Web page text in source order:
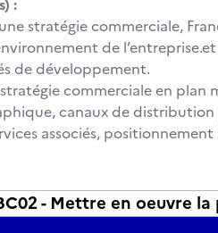
:
stratégie commerciale,
de
de développement.
commerciale en plan
canaux de
associés,
- Mettre en oeuvre